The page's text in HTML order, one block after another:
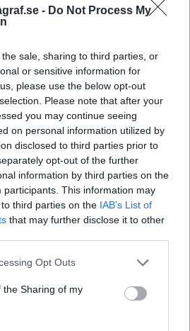
- Do Not Process My
sale, sharing to third parties, or
or sensitive information for
please use the below opt-out
Please note that after your
you may continue seeing
on personal information utilized by
disclosed to third parties prior to
opt-out of the further
information by third parties on the
participants. This information may
third parties on the IAB’s List of
that may further disclose it to other
Opt Outs
the Sharing of my
lag som förbjuder
larmades
och polis till en
Det visade sig att ett
över en man.
har fått ett mindre hus, lite
över sig. Det har rasat
säger
styrkeledare Mikael Arkhult
har blivit skadad, men
fördes till sjukhus för vård.
brott finns.
lördagen ut på
mellan olika